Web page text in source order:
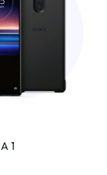
1